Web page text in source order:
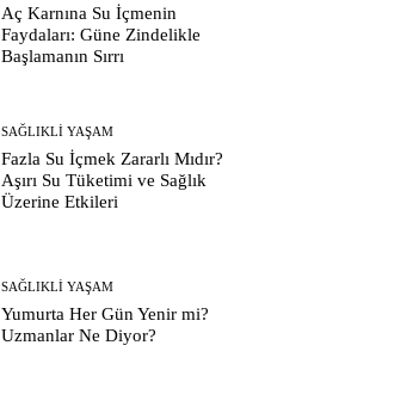
Aç Karnına Su İçmenin
Faydaları: Güne Zindelikle
Başlamanın Sırrı
SAĞLIKLI YAŞAM
Fazla Su İçmek Zararlı Mıdır?
Aşırı Su Tüketimi ve Sağlık
Üzerine Etkileri
SAĞLIKLI YAŞAM
Yumurta Her Gün Yenir mi?
Uzmanlar Ne Diyor?